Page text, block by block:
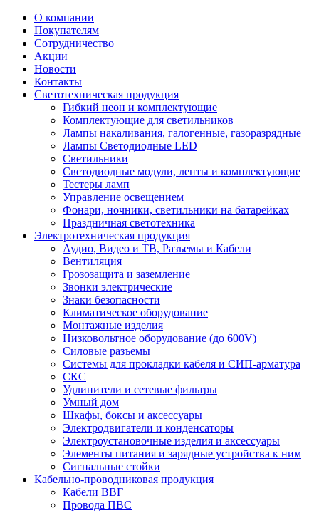
О компании
Покупателям
Сотрудничество
Акции
Новости
Контакты
Светотехническая продукция
Гибкий неон и комплектующие
Комплектующие для светильников
Лампы накаливания, галогенные, газоразрядные
Лампы Светодиодные LED
Светильники
Светодиодные модули, ленты и комплектующие
Тестеры ламп
Управление освещением
Фонари, ночники, светильники на батарейках
Праздничная светотехника
Электротехническая продукция
Аудио, Видео и ТВ, Разъемы и Кабели
Вентиляция
Грозозащита и заземление
Звонки электрические
Знаки безопасности
Климатическое оборудование
Монтажные изделия
Низковольтное оборудование (до 600V)
Силовые разъемы
Системы для прокладки кабеля и СИП-арматура
СКС
Удлинители и сетевые фильтры
Умный дом
Шкафы, боксы и аксессуары
Электродвигатели и конденсаторы
Электроустановочные изделия и аксессуары
Элементы питания и зарядные устройства к ним
Сигнальные стойки
Кабельно-проводниковая продукция
Кабели ВВГ
Провода ПВС